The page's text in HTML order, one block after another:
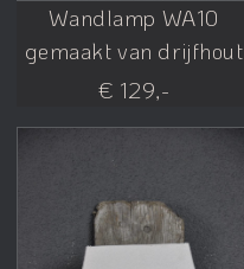
Wandlamp WA10
gemaakt van drijfhout
€ 129,-